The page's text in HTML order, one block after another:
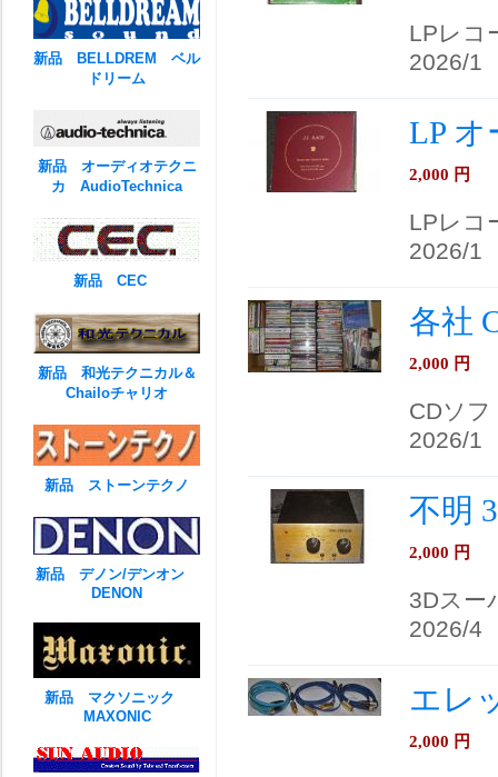
LPレコ
2026/1
LP オ
2,000 円
LPレコ
2026/1
各社
2,000 円
CDソフ
2026/1
不明
2,000 円
3Dスー
2026/4
エレ
2,000 円
新品 BELLDREM ベル
ドリーム
新品 オーディオテクニ
カ AudioTechnica
新品 CEC
新品 和光テクニカル＆
Chailoチャリオ
新品 ストーンテクノ
新品 デノン/デンオン
DENON
新品 マクソニック
MAXONIC